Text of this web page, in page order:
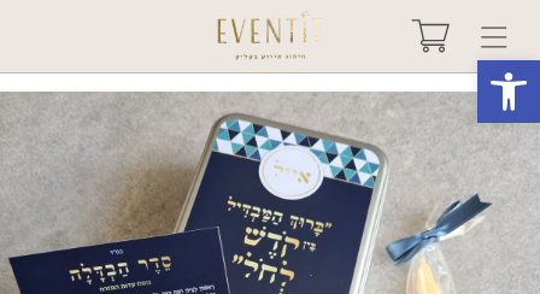
פתח סרגל נגישות
בחר אירוע +
אודות